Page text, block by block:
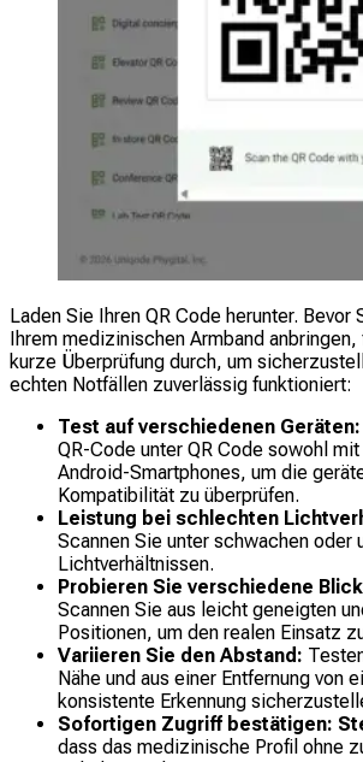
Laden Sie Ihren QR Code herunter. Bevor
Ihrem medizinischen Armband
kurze Überprüfung durch, um
echten Notfällen zuverlässig funktioniert:
Test auf verschiedenen Geräten:
QR-Code unter QR Code sowohl
Android-Smartphones, um die
Kompatibilität zu überprüfen.
Leistung bei schlechten
Scannen Sie unter schwachen oder
Lichtverhältnissen.
Probieren Sie verschiedene
Scannen Sie aus leicht geneigten
Positionen, um den realen Einsatz
Variieren Sie den Abstand:
Nähe und aus einer Entfernung von
konsistente Erkennung
Sofortigen Zugriff bestätigen:
dass das medizinische Profil ohne